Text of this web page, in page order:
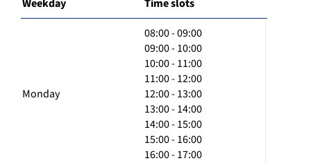
Weekday Time slots
Monday
08:00 - 09:00
09:00 - 10:00
10:00 - 11:00
11:00 - 12:00
12:00 - 13:00
13:00 - 14:00
14:00 - 15:00
15:00 - 16:00
16:00 - 17:00